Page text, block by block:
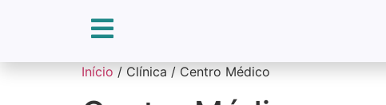
Início / Clínica / Centro Médico